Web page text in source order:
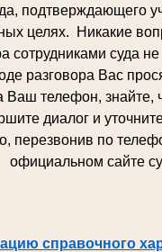
подтверждающего
целях. Никакие
сотрудниками суда
разговора Вас
телефон, знайте,
диалог и
перезвонив по
официальном сайте
справочного